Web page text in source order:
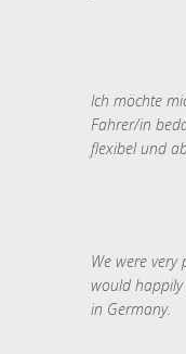
Ich möchte
Fahrer/in
flexibel und
We were very
would
in Germany.